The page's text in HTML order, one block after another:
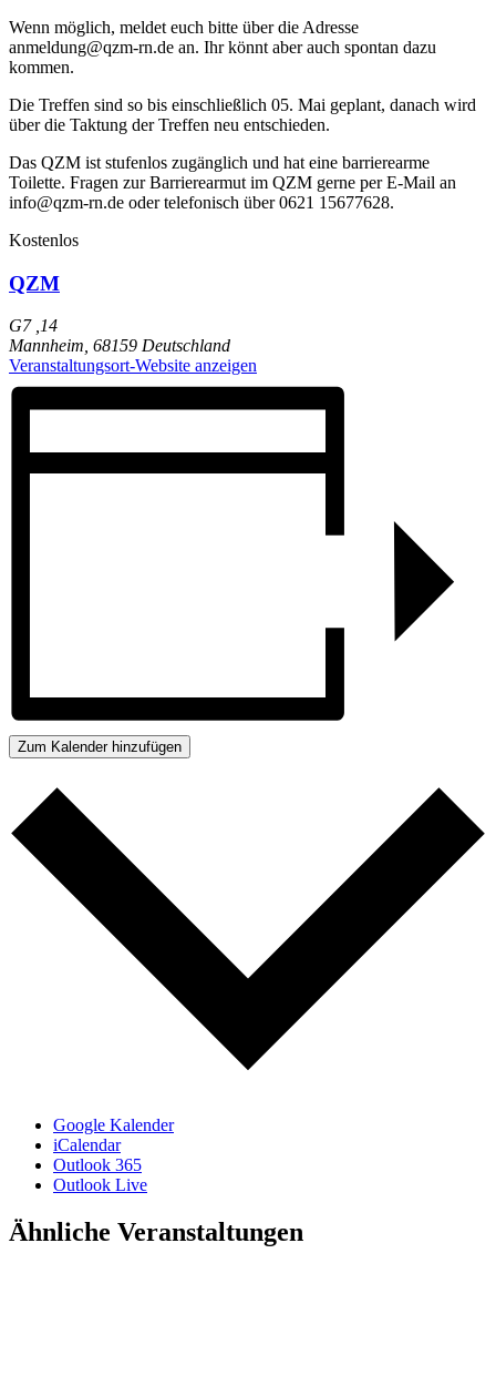
Wenn möglich, meldet euch bitte über die Adresse
anmeldung@qzm-rn.de an. Ihr könnt aber auch spontan dazu
kommen.
Die Treffen sind so bis einschließlich 05. Mai geplant, danach wird
über die Taktung der Treffen neu entschieden.
Das QZM ist stufenlos zugänglich und hat eine barrierearme
Toilette. Fragen zur Barrierearmut im QZM gerne per E-Mail an
info@qzm-rn.de oder telefonisch über 0621 15677628.
Kostenlos
QZM
G7 ,14
Mannheim 68159 Deutschland
Veranstaltungsort-Website anzeigen
Zum Kalender hinzufügen
Google Kalender
iCalendar
Outlook 365
Outlook Live
Ähnliche Veranstaltungen